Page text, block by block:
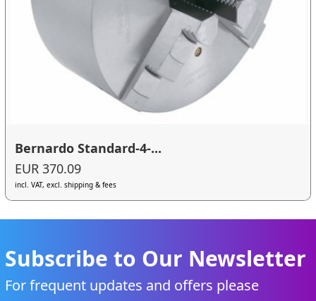
Bernardo Standard-4-...
EUR 370.09
incl. VAT, excl. shipping & fees
Subscribe to Our Newsletter
For frequent updates and offers please